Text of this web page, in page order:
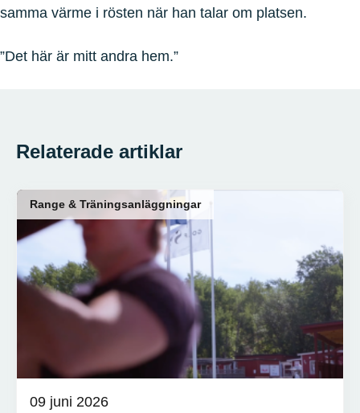
samma värme i rösten när han talar om platsen.
”Det här är mitt andra hem.”
Relaterade artiklar
Range & Träningsanläggningar
09 juni 2026